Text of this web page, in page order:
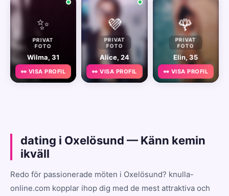
✨
PRIVAT
FOTO
Wilma, 31
👀 VISA PROFIL
💜
PRIVAT
FOTO
Alice, 24
👀 VISA PROFIL
🌹
PRIVAT
FOTO
Elin, 35
👀 VISA PROFIL
dating i Oxelösund — Känn kemin
ikväll
Redo för passionerade möten i Oxelösund? knulla-
online.com kopplar ihop dig med de mest attraktiva och